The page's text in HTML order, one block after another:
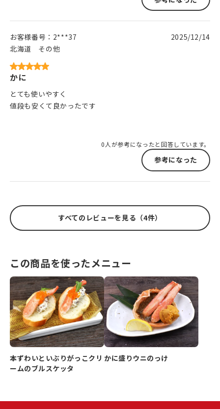
お客様番号： 2***37
北海道
その他
2025/12/14
かに
とても使いやすく
値段も安くて良かったです
0人が参考になったと回答しています。
参考になった
すべてのレビューを見る（4件）
この商品を使ったメニュー
本ずわいといぶりがっこクリ
ームのブルスケッタ
かに盛りウニのっけ